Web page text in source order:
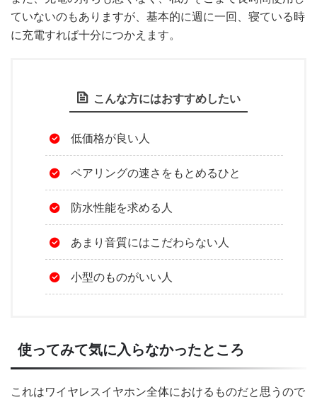
ていないのもありますが、基本的に週に一回、寝ている時
に充電すれば十分につかえます。
こんな方にはおすすめしたい
低価格が良い人
ペアリングの速さをもとめるひと
防水性能を求める人
あまり音質にはこだわらない人
小型のものがいい人
使ってみて気に入らなかったところ
これはワイヤレスイヤホン全体におけるものだと思うので